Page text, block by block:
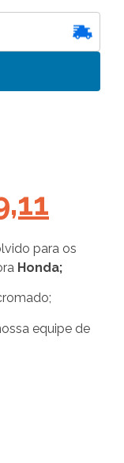
para os
Honda;
equipe de